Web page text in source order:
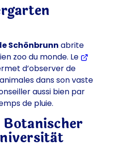
Schönbrunn abrite
zoo du monde. Le
dans un nouvel
d’observer de
dans son vaste
aussi bien par
de pluie.